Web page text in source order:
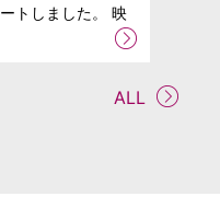
トしました。 映
ALL